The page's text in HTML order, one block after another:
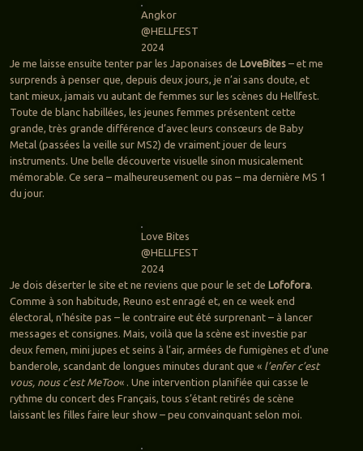
Angkor
@HELLFEST
2024
Je me laisse ensuite tenter par les Japonaises de LoveBites– et me
surprends à penser que, depuis deux jours, je n’ai sans doute, et
tant mieux, jamais vu autant de femmes sur les scènes du Hellfest.
Toute de blanc habillées, les jeunes femmes présentent cette
grande, très grande différence d’avec leurs consœurs de Baby
Metal (passées la veille sur MS2) de vraiment jouer de leurs
instruments. Une belle découverte visuelle sinon musicalement
mémorable. Ce sera – malheureusement ou pas – ma dernière MS 1
du jour.
Love Bites
@HELLFEST
2024
Je dois déserter le site et ne reviens que pour le set de Lofofora.
Comme à son habitude, Reuno est enragé et, en ce week end
électoral, n’hésite pas – le contraire eut été surprenant – à lancer
messages et consignes. Mais, voilà que la scène est investie par
deux femen, mini jupes et seins à l’air, armées de fumigènes et d’une
banderole, scandant de longues minutes durant que « l’enfer c’est
vous, nous c’est MeToo« . Une intervention planifiée qui casse le
rythme du concert des Français, tous s’étant retirés de scène
laissant les filles faire leur show – peu convainquant selon moi.